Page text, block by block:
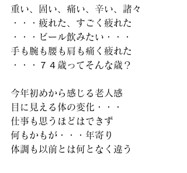
重い、固い、痛い、辛い、諸々
・・・疲れた、すごく疲れた
・・・ビール飲みたい・・・
手も腕も腰も肩も痛く疲れた
・・・７４歳ってそんな歳？
今年初めから感じる老人感
目に見える体の変化・・・
仕事も思うほどはできず
何もかもが・・・年寄り
体調も以前とは何となく違う